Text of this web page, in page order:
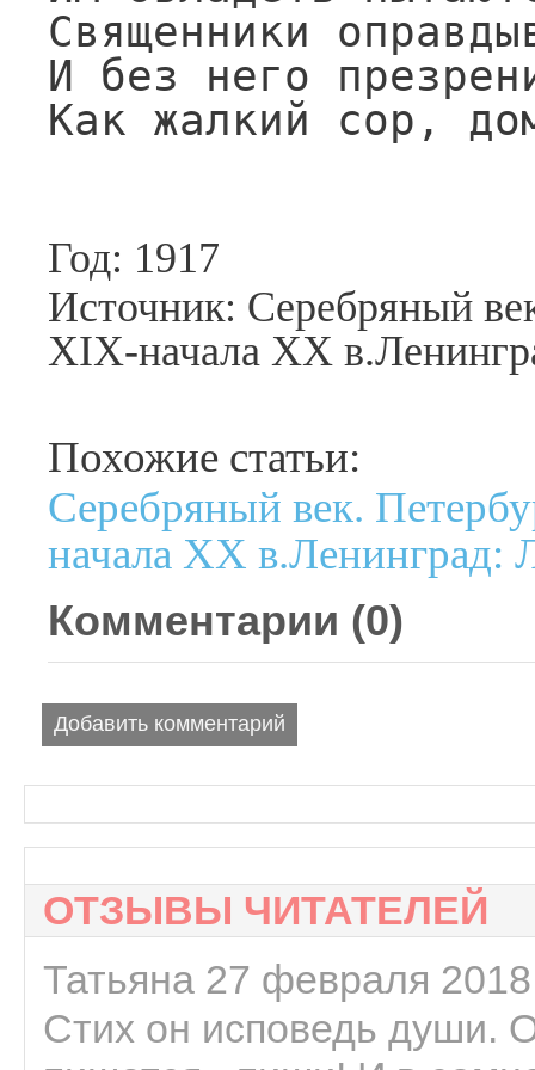
Священники
И без него
Как жалкий сор,
Год: 1917
Источник: Серебряный
XIX-начала XX
Похожие статьи:
Серебряный век.
начала XX в.Ленинград:
Комментарии (0)
Добавить комментарий
ОТЗЫВЫ ЧИТАТЕЛЕЙ
Татьяна 27 февраля
Стих он исповедь души.